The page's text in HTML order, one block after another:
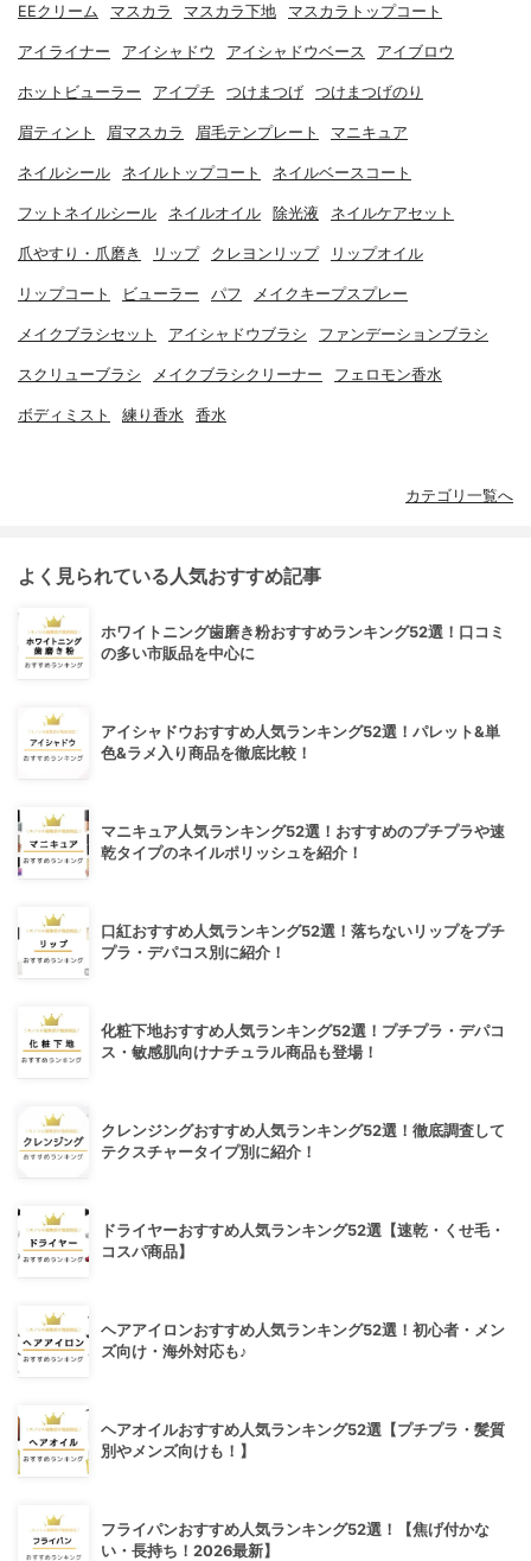
EEクリーム マスカラ マスカラ下地 マスカラトップコート
アイライナー アイシャドウ アイシャドウベース アイブロウ
ホットビューラー アイプチ つけまつげ つけまつげのり
眉ティント 眉マスカラ 眉毛テンプレート マニキュア
ネイルシール ネイルトップコート ネイルベースコート
フットネイルシール ネイルオイル 除光液 ネイルケアセット
爪やすり・爪磨き リップ クレヨンリップ リップオイル
リップコート ビューラー パフ メイクキープスプレー
メイクブラシセット アイシャドウブラシ ファンデーションブラシ
スクリューブラシ メイクブラシクリーナー フェロモン香水
ボディミスト 練り香水 香水
カテゴリ一覧へ
よく見られている人気おすすめ記事
ホワイトニング歯磨き粉おすすめランキング52選！口コミ
の多い市販品を中心に
アイシャドウおすすめ人気ランキング52選！パレット&単
色&ラメ入り商品を徹底比較！
マニキュア人気ランキング52選！おすすめのプチプラや速
乾タイプのネイルポリッシュを紹介！
口紅おすすめ人気ランキング52選！落ちないリップをプチ
プラ・デパコス別に紹介！
化粧下地おすすめ人気ランキング52選！プチプラ・デパコ
ス・敏感肌向けナチュラル商品も登場！
クレンジングおすすめ人気ランキング52選！徹底調査して
テクスチャータイプ別に紹介！
ドライヤーおすすめ人気ランキング52選【速乾・くせ毛・
コスパ商品】
ヘアアイロンおすすめ人気ランキング52選！初心者・メン
ズ向け・海外対応も♪
ヘアオイルおすすめ人気ランキング52選【プチプラ・髪質
別やメンズ向けも！】
フライパンおすすめ人気ランキング52選！【焦げ付かな
い・長持ち！2026最新】